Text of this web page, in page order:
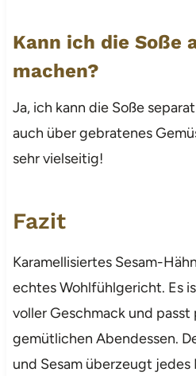
Kann ich die Soße
machen?
Ja, ich kann die Soße
auch über gebratenes
sehr vielseitig!
Fazit
Karamellisiertes Sesam-
echtes Wohlfühlgericht. Es
voller Geschmack und
gemütlichen Abendessen.
und Sesam überzeugt jedes